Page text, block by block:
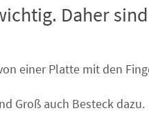
Daher
einer Platte mit den
Groß auch Besteck dazu.